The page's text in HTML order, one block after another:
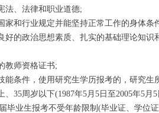
、法律和职业道德;
和行业规定并能坚持正常工作的身体条
的政治思想素质、扎实的基础理论知识
师资格证书;
条件，使用研究生学历报考的，研究生
周岁以下(1987年5月5日至2005年5月
毕业生报考不受年龄限制(毕业证、学位